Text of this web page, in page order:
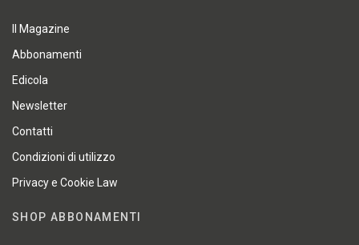
Il Magazine
Abbonamenti
Edicola
Newsletter
Contatti
Condizioni di utilizzo
Privacy e Cookie Law
SHOP ABBONAMENTI